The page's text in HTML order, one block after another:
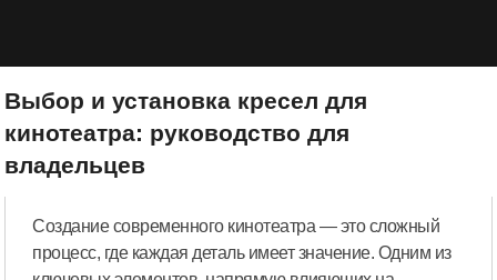
Выбор и установка кресел для
кинотеатра: руководство для
владельцев
Создание современного кинотеатра — это сложный
процесс, где каждая деталь имеет значение. Одним из